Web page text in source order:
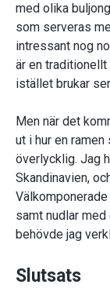
med olika
som serveras
intressant nog
är en
istället brukar
Men när det
ut i hur en
överlycklig. Jag
Skandinavien,
samt nudlar med
behövde jag
Slutsats